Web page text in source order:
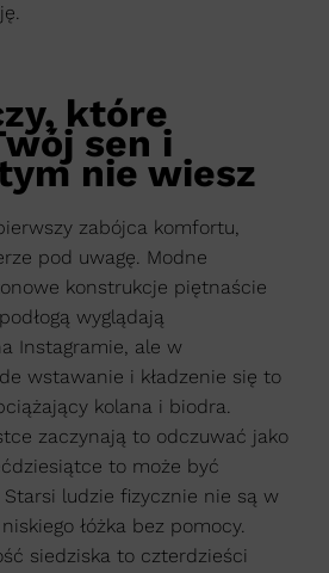
które
sen i
nie wiesz
zabójca komfortu,
pod uwagę. Modne
konstrukcje piętnaście
wyglądają
Instagramie, ale w
wstawanie i kładzenie się to
kolana i biodra.
zaczynają to odczuwać jako
to może być
ludzie fizycznie nie są w
łóżka bez pomocy.
siedziska to czterdzieści